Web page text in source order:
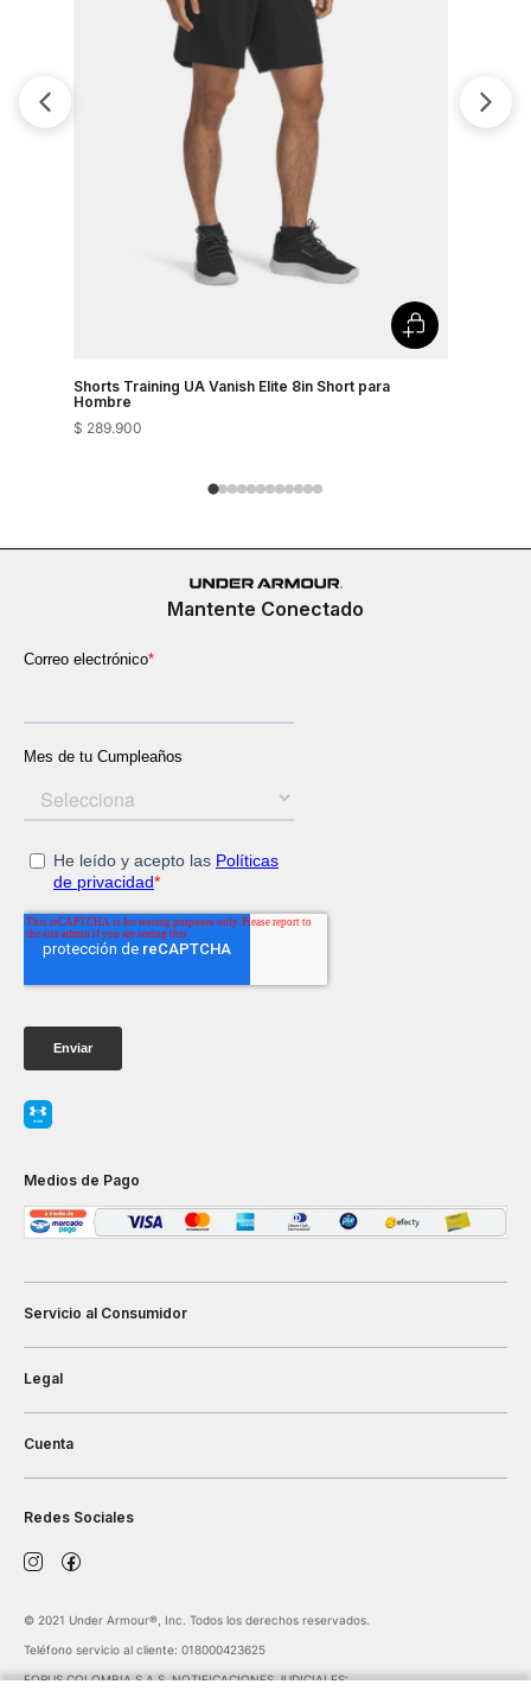
Shorts Training UA Vanish Elite 8in Short para
Hombre
$ 289.900
Mantente Conectado
Medios de Pago
Servicio al Consumidor
Legal
Cuenta
Redes Sociales
©️ 2021 Under Armour®️, Inc. Todos los derechos reservados.
Teléfono servicio al cliente: 018000423625
FORUS COLOMBIA S.A.S. NOTIFICACIONES JUDICIALES: